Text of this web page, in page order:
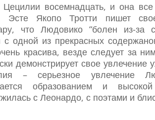
Цецилии восемнадцать, и она
Эсте Якопо Тротти пишет
что Людовико “болен из-за
с одной из прекрасных
красива, везде следует за
демонстрирует свое увлечение
– серьезное увлечение
образованием и
с Леонардо, с поэтами и